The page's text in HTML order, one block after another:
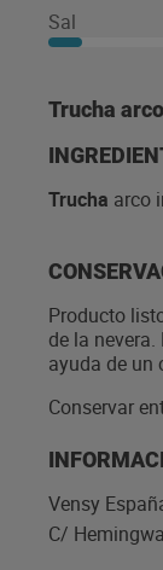
Sal
Trucha
Trucha arco
Producto
de la
ayuda de un
Conservar
Vensy
C/